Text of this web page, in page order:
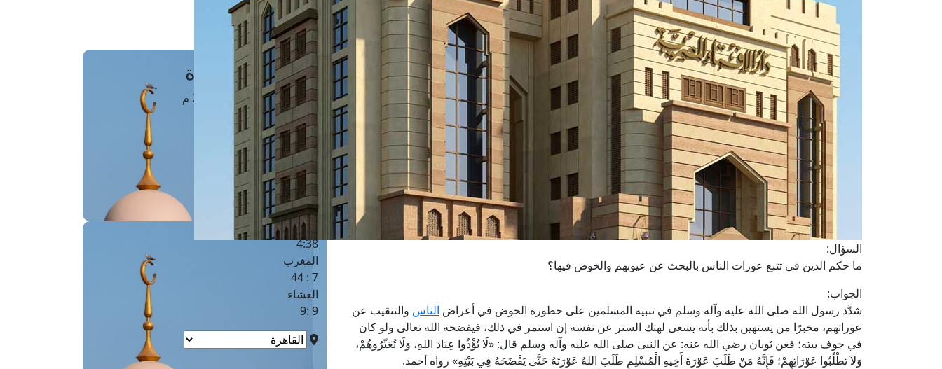
السؤال:
ما حكم الدين في تتبع عورات الناس بالبحث عن عيوبهم والخوض فيها؟
الجواب:
شدَّد رسول الله صلى الله عليه وآله وسلم في تنبيه المسلمين على خطورة الخوض في أعراض الناس والتنقيب عن
عوراتهم، مخبرًا من يستهين بذلك بأنه يسعى لهتك الستر عن نفسه إن استمر في ذلك، فيفضحه الله تعالى ولو كان
في جوف بيته؛ فعن ثوبان رضي الله عنه: عن النبى صلى الله عليه وآله وسلم قال: «لَا تُؤْذُوا عِبَادَ اللهِ، وَلَا تُعَيِّرُوهُمْ،
وَلاَ تَطْلُبُوا عَوْرَاتِهِمْ؛ فَإِنَّهُ مَنْ طَلَبَ عَوْرَةَ أَخِيهِ الْمُسْلِمِ طَلَبَ اللهُ عَوْرَتَهُ حَتَّى يَفْضَحَهُ فِي بَيْتِهِ» رواه أحمد.
الفتوى الهاتفية
مَواقِيتُ الصَّـــلاة
القاهرة · 07 أغسطس 2026 م
الفجر
الشروق
6 :17
الظهر
1 : 1
العصر
4:38
المغرب
7 : 44
العشاء
9 :9